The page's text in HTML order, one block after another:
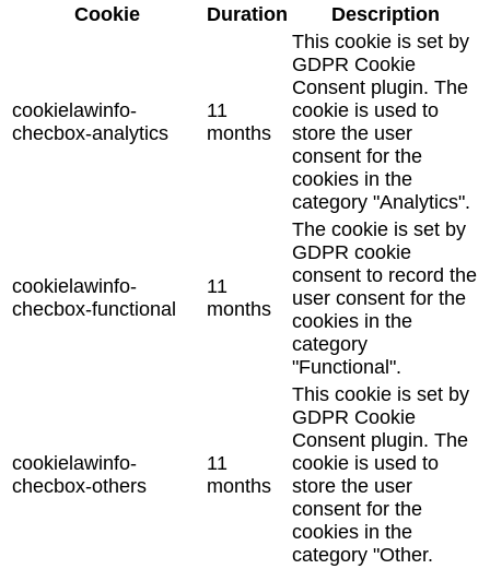
Cookie
Duration Description
cookielawinfo-
checbox-analytics
11
months
This cookie is set by
GDPR Cookie
Consent plugin. The
cookie is used to
store the user
consent for the
cookies in the
category "Analytics".
cookielawinfo-
checbox-functional
11
months
The cookie is set by
GDPR cookie
consent to record the
user consent for the
cookies in the
category
"Functional".
cookielawinfo-
checbox-others
11
months
This cookie is set by
GDPR Cookie
Consent plugin. The
cookie is used to
store the user
consent for the
cookies in the
category "Other.